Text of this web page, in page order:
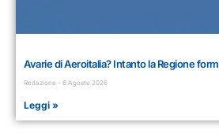
Avarie di Aeroitalia? Intanto la Regione
Redazione 6 Agosto 2026
Leggi »